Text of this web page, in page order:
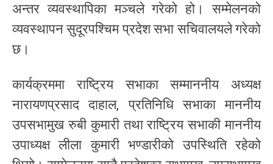
अन्तर व्यवस्थापिका मञ्चले गरेको हो। सम्मेलनको
व्यवस्थापन सुदूरपश्चिम प्रदेश सभा सचिवालयले गरेको
छ।
कार्यक्रममा राष्ट्रिय सभाका सम्माननीय अध्यक्ष
नारायणप्रसाद दाहाल, प्रतिनिधि सभाका माननीय
उपसभामुख रुबी कुमारी तथा राष्ट्रिय सभाकी माननीय
उपाध्यक्ष लीला कुमारी भण्डारीको उपस्थिति रहेको